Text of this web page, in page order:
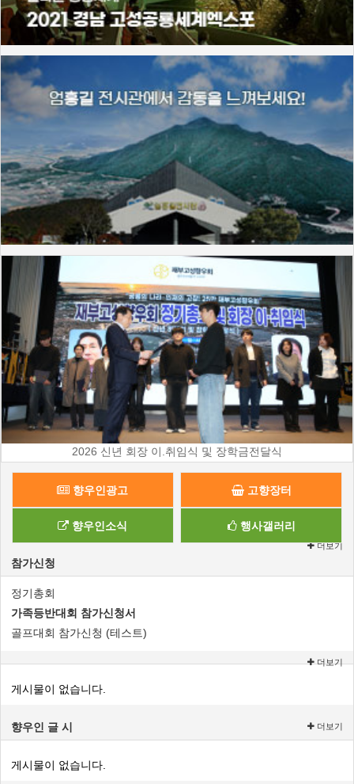
2026 신년 회장 이.취임식 및 장학금전달식
향우인광고 고향장터
향우인소식 행사갤러리
참가신청
정기총회
가족등반대회 참가신청서
골프대회 참가신청 (테스트)
더보기
게시물이 없습니다.
더보기
향우인 글 시
게시물이 없습니다.
더보기